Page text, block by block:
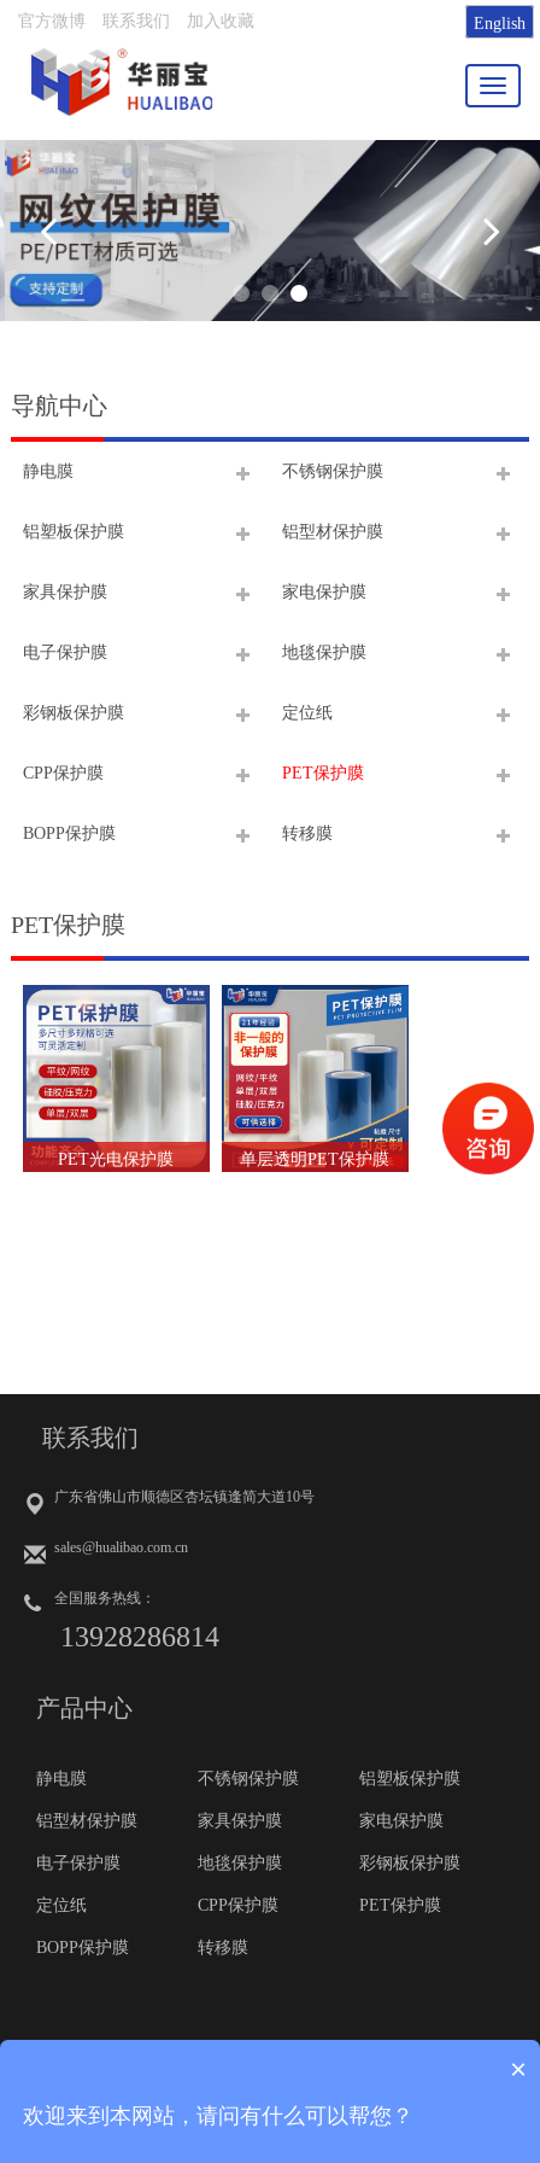
English
官方微博 联系我们 加入收藏
导航中心
静电膜 不锈钢保护膜
铝塑板保护膜 铝型材保护膜
家具保护膜 家电保护膜
电子保护膜 地毯保护膜
彩钢板保护膜 定位纸
CPP保护膜 PET保护膜
BOPP保护膜 转移膜
PET保护膜
PET光电保护膜 单层透明PET保护膜
联系我们
广东省佛山市顺德区杏坛镇逢简大道10号
sales@hualibao.com.cn
全国服务热线：
13928286814
产品中心
静电膜 不锈钢保护膜 铝塑板保护膜
铝型材保护膜 家具保护膜 家电保护膜
电子保护膜 地毯保护膜 彩钢板保护膜
定位纸 CPP保护膜 PET保护膜
BOPP保护膜 转移膜
版权所有(C) 广东华丽宝实业有限公司 本站由易思信网页设计工作室网站建设技
×
欢迎来到本网站，请问有什么可以帮您？